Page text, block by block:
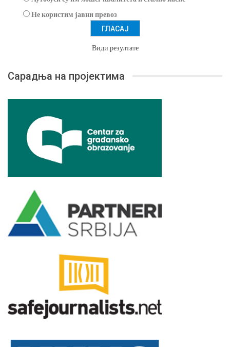
Не користим јавни превоз
Види резултате
Сарадња на пројектима